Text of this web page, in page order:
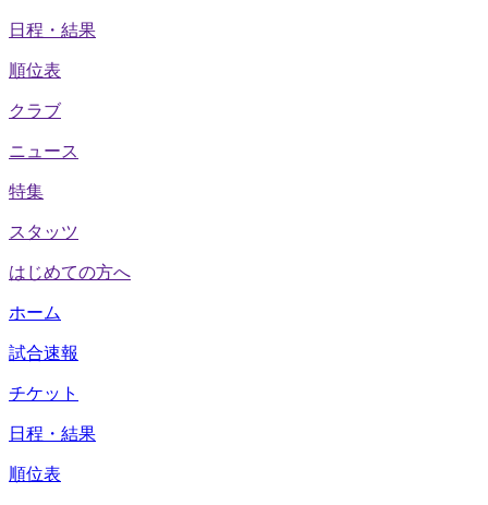
日程・結果
順位表
クラブ
ニュース
特集
スタッツ
はじめての方へ
ホーム
試合速報
チケット
日程・結果
順位表